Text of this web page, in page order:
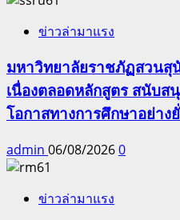
ข่าวล่ามาแรง
มหาวิทยาลัยราชภัฏสวน
เนื่องตลอดหลักสูตร สนับส
โอกาสทางการศึกษาอย่าง
admin 06/08/20260
ข่าวล่ามาแรง